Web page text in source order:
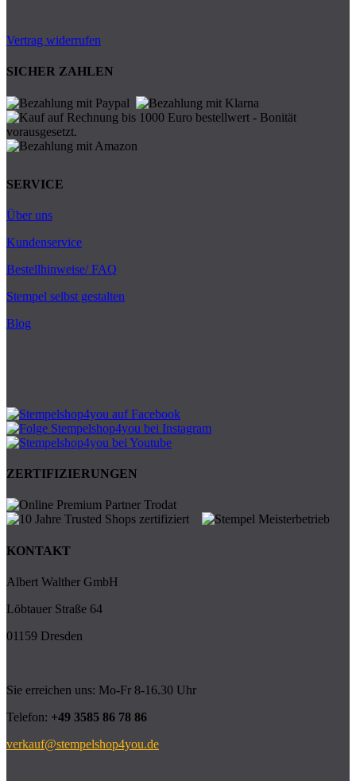
Vertrag widerrufen
SICHER ZAHLEN
SERVICE
Über uns
Kundenservice
Bestellhinweise/ FAQ
Stempel selbst gestalten
Blog
ZERTIFIZIERUNGEN
KONTAKT
Albert Walther GmbH
Löbtauer Straße 64
01159 Dresden
Sie erreichen uns: Mo-Fr 8-16.30 Uhr
Telefon: +49 3585 86 78 86
verkauf@stempelshop4you.de